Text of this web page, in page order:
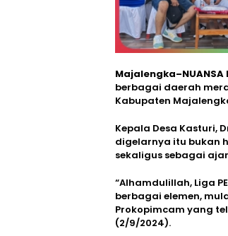
Majalengka–NUANSA
berbagai daerah
Kabupaten
Kepala Desa Kasturi,
digelarnya itu bukan
sekaligus sebagai
“Alhamdulillah, Liga
berbagai elemen,
Prokopimcam yang
(2/9/2024).